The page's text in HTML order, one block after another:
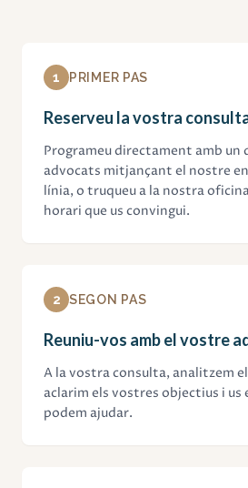
1 PRIMER PAS
Reserveu la vostra
Programeu directament amb un
advocats mitjançant el nostre
línia, o truqueu a la nostra
horari que us convingui.
2 SEGON PAS
Reuniu-vos amb el vostre
A la vostra consulta, analitzem
aclarim els vostres objectius i us
podem ajudar.